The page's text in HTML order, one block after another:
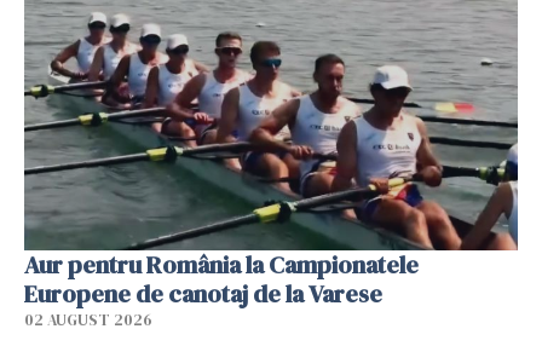
Aur pentru România la Campionatele
Europene de canotaj de la Varese
02 AUGUST 2026